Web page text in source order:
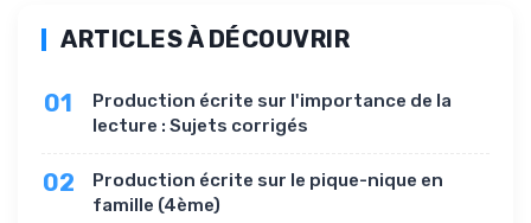
ARTICLES À DÉCOUVRIR
01
Production écrite sur l'importance de la
lecture : Sujets corrigés
02
Production écrite sur le pique-nique en
famille (4ème)